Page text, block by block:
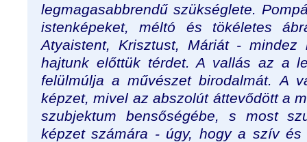
legmagasabbrendű szükséglete.
istenképeket, méltó és tökéletes
Atyaistent, Krisztust, Máriát -
hajtunk előttük térdet. A vallás az a
felülmúlja a művészet birodalmát. A
képzet, mivel az abszolút áttevődött a
szubjektum bensőségébe, s most
képzet számára - úgy, hogy a szív